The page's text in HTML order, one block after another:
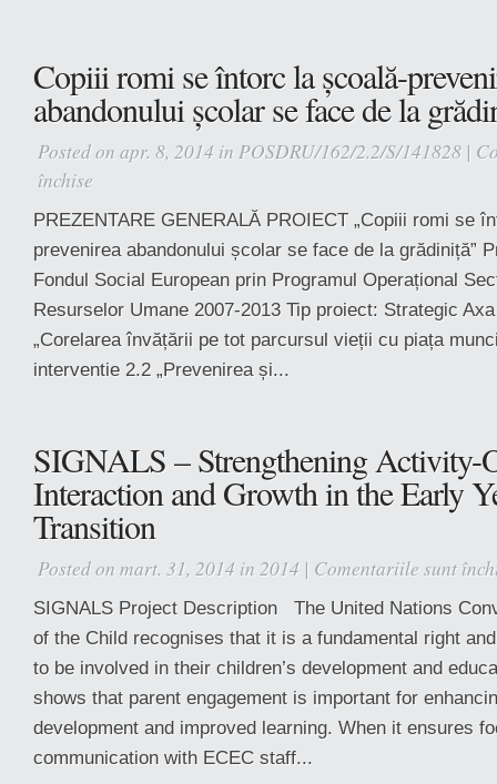
Copiii romi se întorc la școală-
abandonului școlar se face de la
Posted on apr. 8, 2014 in POSDRU/162/2.2/S/141828 |
închise
romi
se
întorc
prevenirea
abandonului
de
la
grădiniță
PREZENTARE GENERALĂ PROIECT „Copiii romi se
prevenirea abandonului școlar se face de la grădiniță”
Fondul Social European prin Programul Operațional
Resurselor Umane 2007-2013 Tip proiect: Strategic
„Corelarea învățării pe tot parcursul vieții cu piața
interventie 2.2 „Prevenirea și...
SIGNALS – Strengthening Activity-
Interaction and Growth in the Early
Transition
Posted on mart. 31, 2014 in 2014 | Comentariile sunt
SIGNALS Project Description The United Nations
of the Child recognises that it is a fundamental right
to be involved in their children’s development and
shows that parent engagement is important for
development and improved learning. When it ensures
communication with ECEC staff...